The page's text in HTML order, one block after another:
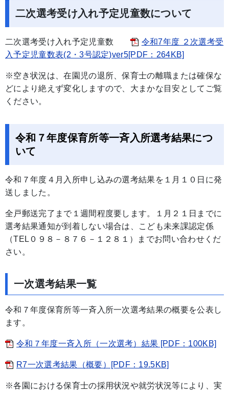
二次選考受け入れ予定児童数について
二次選考受け入れ予定児童数
令和7年度 ２次選考受
入予定児童数表(2・3号認定)ver5[PDF：264KB]
※空き状況は、在園児の退所、保育士の離職または確保な
どにより絶えず変化しますので、大まかな目安としてご覧
ください。
令和７年度保育所等一斉入所選考結果につ
いて
令和７年度４月入所申し込みの選考結果を１月１０日に発
送しました。
全戸郵送完了まで１週間程度要します。１月２１日までに
選考結果通知が到着しない場合は、こども未来課認定係
（TEL０９８－８７６－１２８１）までお問い合わせくだ
さい。
一次選考結果一覧
令和７年度保育所等一斉入所一次選考結果の概要を公表し
ます。
令和７年度一斉入所（一次選考）結果 [PDF：100KB]
R7一次選考結果（概要）[PDF：19.5KB]
※各園における保育士の採用状況や就労状況等により、実